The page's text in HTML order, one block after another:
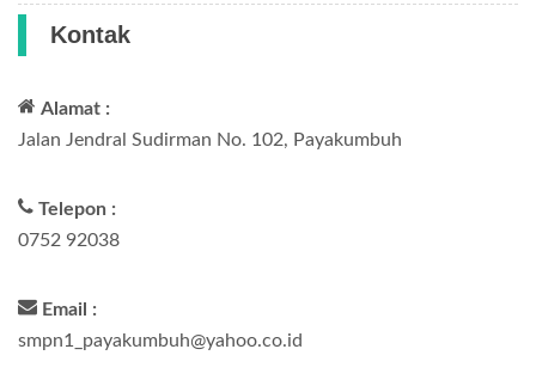
Kontak
Alamat :
Jalan Jendral Sudirman No. 102, Payakumbuh
Telepon :
0752 92038
Email :
smpn1_payakumbuh@yahoo.co.id